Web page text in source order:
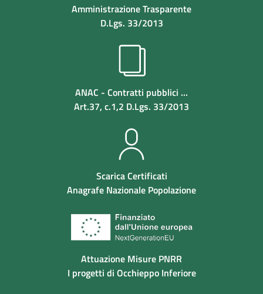
Amministrazione Trasparente
D.Lgs. 33/2013
ANAC - Contratti pubblici ...
Art.37, c.1,2 D.Lgs. 33/2013
Scarica Certificati
Anagrafe Nazionale Popolazione
Attuazione Misure PNRR
I progetti di Occhieppo Inferiore